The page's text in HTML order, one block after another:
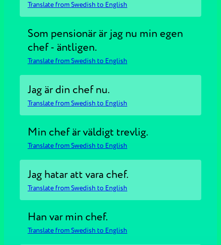
Translate from Swedish to English
Som pensionär är jag nu min egen
chef - äntligen.
Translate from Swedish to English
Jag är din chef nu.
Translate from Swedish to English
Min chef är väldigt trevlig.
Translate from Swedish to English
Jag hatar att vara chef.
Translate from Swedish to English
Han var min chef.
Translate from Swedish to English